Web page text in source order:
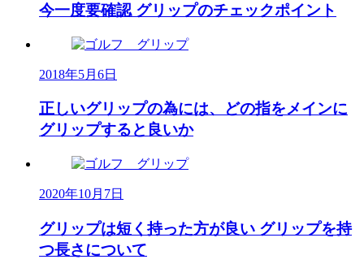
今一度要確認 グリップのチェックポイント
2018年5月6日
正しいグリップの為には、どの指をメインに
グリップすると良いか
2020年10月7日
グリップは短く持った方が良い グリップを持
つ長さについて